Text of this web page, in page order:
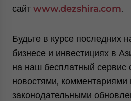
сайт www.dezshira.com.
Будьте в курсе последних
бизнесе и инвестициях в
на наш бесплатный сервис
новостями, комментариями
законодательными